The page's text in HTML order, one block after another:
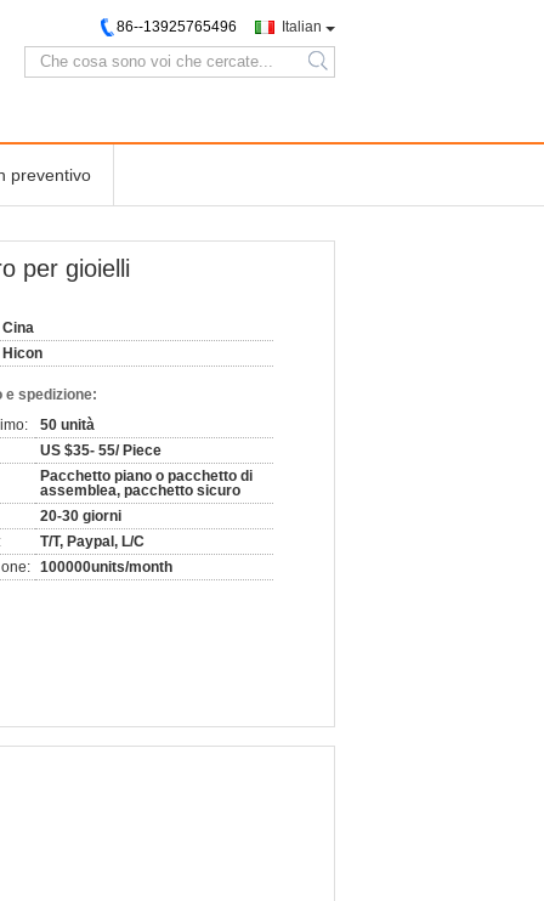
Italian
86--13925765496
search
preventivo
per gioielli
Cina
Hicon
e spedizione:
50 unità
US $35- 55/ Piece
Pacchetto piano o pacchetto di
assemblea, pacchetto sicuro
20-30 giorni
T/T, Paypal, L/C
100000units/month